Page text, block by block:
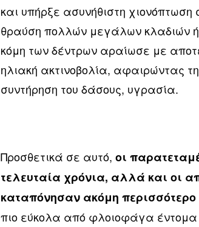
και υπήρξε ασυνήθιστη
θραύση πολλών μεγάλων κλαδιών
κόμη των δέντρων αραίωσε με
ηλιακή ακτινοβολία, αφαιρώντας
συντήρηση του δάσους, υγρασία.
Προσθετικά σε αυτό,οι
τελευταία χρόνια, αλλά και οι
καταπόνησαν ακόμη περισσότερο
πιο εύκολα από φλοιοφάγα έντομα